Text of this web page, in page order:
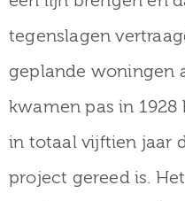
tegenslagen
geplande woningen
kwamen pas in
in totaal vijftien jaar
project gereed is.